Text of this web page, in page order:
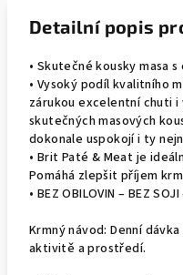
Detailní popis
• Skutečné kousky masa
• Vysoký podíl kvalitního
zárukou excelentní chuti i
skutečných masových
dokonale uspokojí i ty
• Brit Paté & Meat je
Pomáhá zlepšit příjem
• BEZ OBILOVIN – BEZ
Krmný návod: Denní
aktivitě a prostředí.